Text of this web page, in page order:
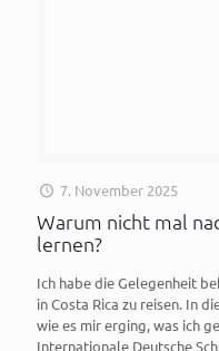
7. November 2025
Warum nicht mal
lernen?
Ich habe die Gelegenheit
in Costa Rica zu reisen. In
wie es mir erging, was ich
Internationale Deutsche